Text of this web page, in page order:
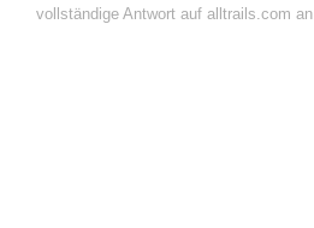
vollständige Antwort auf alltrails.com an